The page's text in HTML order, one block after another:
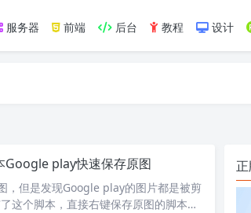
服务器 前端 后台 教程 设计
play快速保存原图
，但是发现Google play的图片都是被剪
这个脚本，直接右键保存原图的脚本。